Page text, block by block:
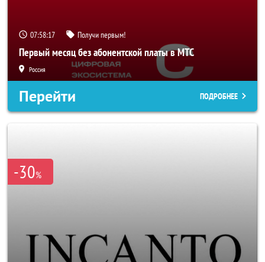
07:58:16 Получи первым!
Первый месяц без абонентской платы в МТС
Россия
Перейти ПОДРОБНЕЕ
-30%